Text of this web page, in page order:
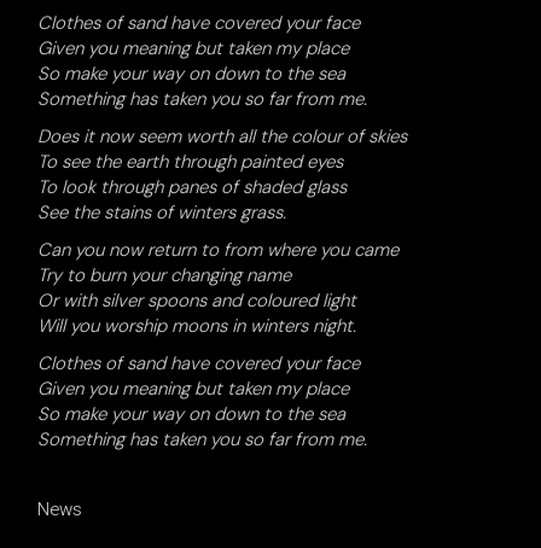
Clothes of sand have covered your face
Given you meaning but taken my place
So make your way on down to the sea
Something has taken you so far from me.
Does it now seem worth all the colour of skies
To see the earth through painted eyes
To look through panes of shaded glass
See the stains of winters grass.
Can you now return to from where you came
Try to burn your changing name
Or with silver spoons and coloured light
Will you worship moons in winters night.
Clothes of sand have covered your face
Given you meaning but taken my place
So make your way on down to the sea
Something has taken you so far from me.
News